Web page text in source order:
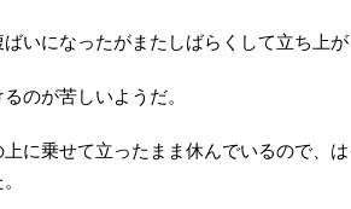
いになったがまたしばらくして立ち上が
のが苦しいようだ。
に乗せて立ったまま休んでいるので、